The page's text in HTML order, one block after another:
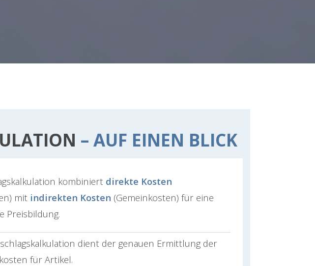
– AUF EINEN BLICK
kombiniert direkte Kosten
mit indirekten Kosten (Gemeinkosten) für eine
Preisbildung.
dient der genauen Ermittlung der
für Artikel.